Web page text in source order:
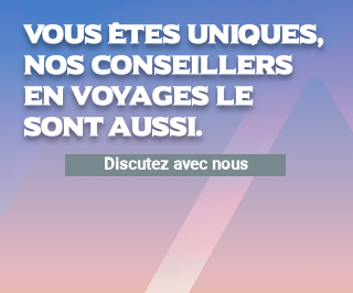
450-464-0363
Vous êtes uniques,
nos conseillers
en voyages le
sont aussi.
Discutez avec nous